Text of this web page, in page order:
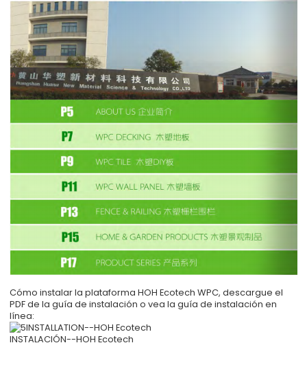
Cómo instalar la plataforma HOH Ecotech WPC, descargue el
PDF de la guía de instalación o vea la guía de instalación en
línea:
INSTALACIÓN--HOH Ecotech